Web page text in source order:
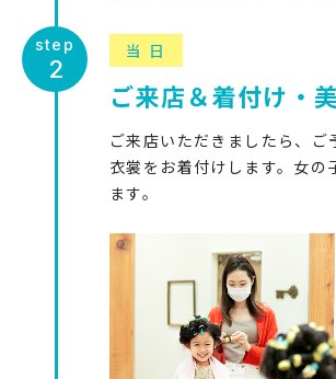
当日
ご来店＆着付け・
ご来店いただきましたら、ご
衣裳をお着付けします。女の
ます。